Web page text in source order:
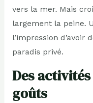
vers la mer. Mais
largement la peine.
l’impression
paradis privé.
Des
goûts